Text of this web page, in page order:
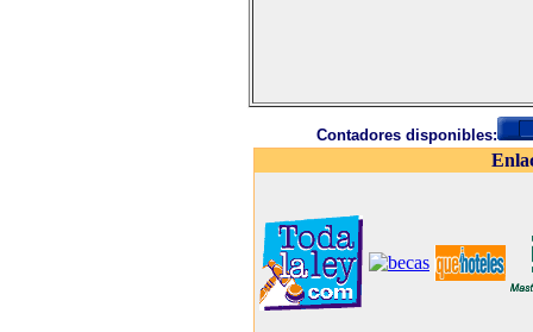
Contadores disponibles: